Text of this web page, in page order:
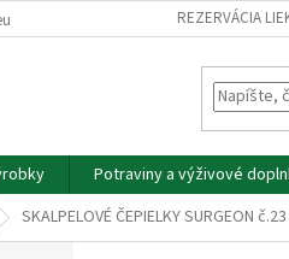
REZERVÁCIA
Potraviny a výživové
SKALPELOVÉ ČEPIELKY SURGEON